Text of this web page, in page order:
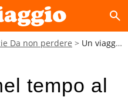
search
Da non perdere Un viaggio nel tempo al Foro Romano e al Monte Palatino
tempo al